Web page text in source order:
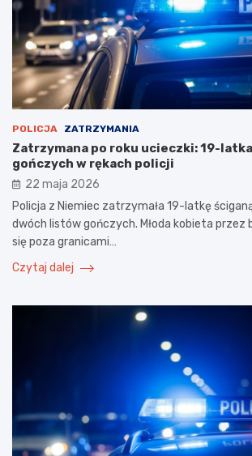
POLICJA ZATRZYMANIA
Zatrzymana po roku ucieczki: 19-
gończych w rękach policji
22 maja 2026
Policja z Niemiec zatrzymała 19-latkę
dwóch listów gończych. Młoda kobieta przez
się poza granicami…
Czytaj dalej